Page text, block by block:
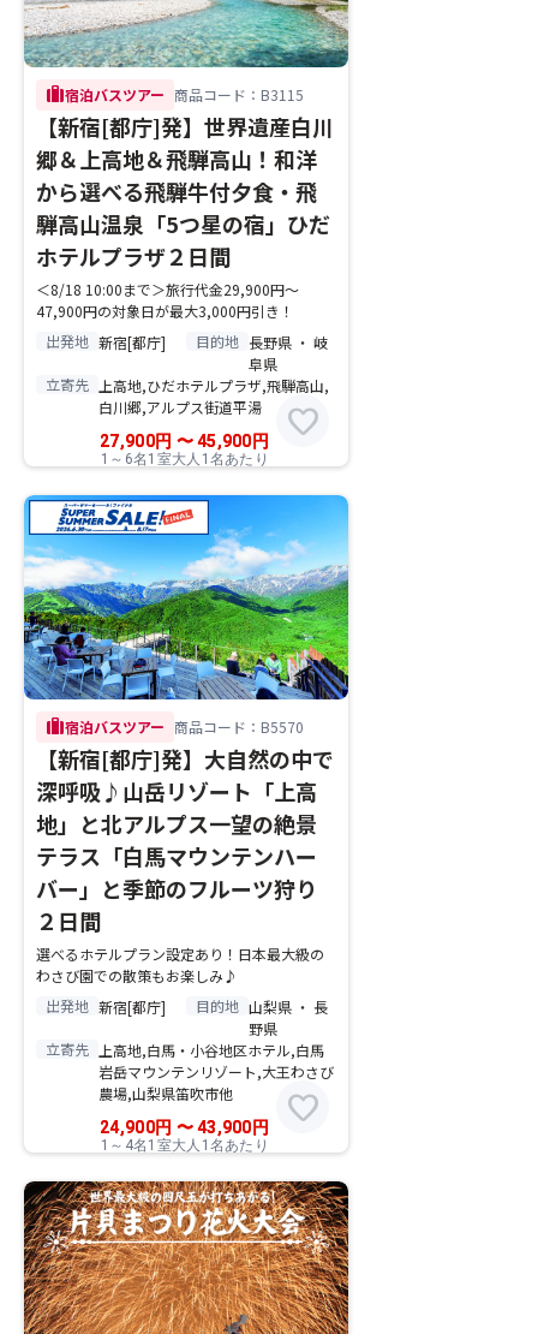
trip宿泊バスツアー 商品コード：B3115
【新宿[都庁]発】世界遺産白川
郷＆上高地＆飛騨高山！和洋
から選べる飛騨牛付夕食・飛
騨高山温泉「5つ星の宿」ひだ
ホテルプラザ２日間
＜8/18 10:00まで＞旅行代金29,900円～
47,900円の対象日が最大3,000円引き！
出発地 新宿[都庁] 目的地 長野県 ・ 岐
阜県
立寄先
上高地,ひだホテルプラザ,飛騨高山,
白川郷,アルプス街道平湯
27,900円 〜45,900 円
1～6名1室大人1名あたり
favorite
trip宿泊バスツアー 商品コード：B5570
【新宿[都庁]発】大自然の中で
深呼吸♪山岳リゾート「上高
地」と北アルプス一望の絶景
テラス「白馬マウンテンハー
バー」と季節のフルーツ狩り
２日間
選べるホテルプラン設定あり！日本最大級の
わさび園での散策もお楽しみ♪
出発地 新宿[都庁] 目的地 山梨県 ・ 長
野県
立寄先
上高地,白馬・小谷地区ホテル,白馬
岩岳マウンテンリゾート,大王わさび
農場,山梨県笛吹市他
24,900円 〜43,900 円
1～4名1室大人1名あたり
favorite